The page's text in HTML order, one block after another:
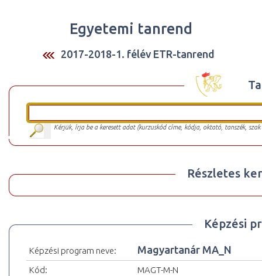
Egyetemi tanrend
2017-2018-1. félév ETR-tanrend
Kérjük, írja be a keresett adat (kurzuskód címe, kódja, oktató, tanszék,
Részletes
Képzési
Képzési program neve: Magyartanár MA_N
Kód:
MAGT-M-N